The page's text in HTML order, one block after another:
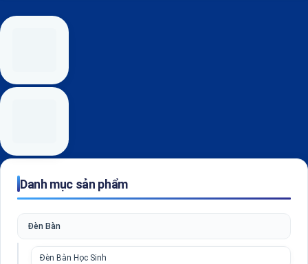
Danh mục sản phẩm
Đèn Bàn
Đèn Bàn Học Sinh